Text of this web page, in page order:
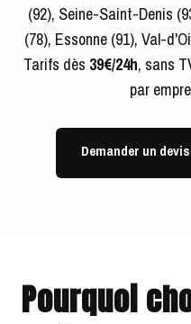
(92), Seine-Saint-Denis
(78), Essonne (91), Val-
Tarifs dès 39€/24h, sans
par
Demander un devis
Pourquoi